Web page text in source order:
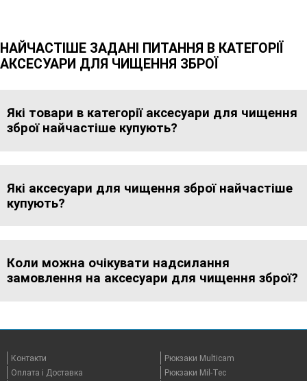
НАЙЧАСТІШЕ ЗАДАНІ ПИТАННЯ В КАТЕГОРІЇ
АКСЕСУАРИ ДЛЯ ЧИЩЕННЯ ЗБРОЇ
Які товари в категорії аксесуари для чищення
зброї найчастіше купують?
Які аксесуари для чищення зброї найчастіше
купують?
Коли можна очікувати надсилання
замовлення на аксесуари для чищення зброї?
Контакти
Оплата i Доставка
Рюкзаки Multicam
Рюкзаки Mil-Tec